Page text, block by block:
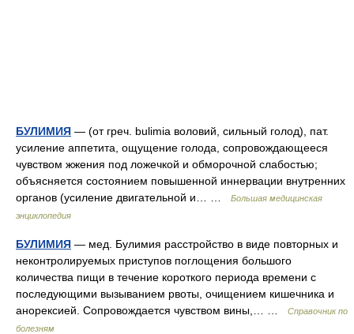
БУЛИМИЯ — (от греч. bulimia воловий, сильный голод), пат.
усиление аппетита, ощущение голода, сопровождающееся
чувством жжения под ложечкой и обморочной слабостью;
объясняется состоянием повышенной иннервации внутренних
органов (усиление двигательной и… …
Большая медицинская
энциклопедия
БУЛИМИЯ — мед. Булимия расстройство в виде повторных и
неконтролируемых приступов поглощения большого
количества пищи в течение короткого периода времени с
последующими вызыванием рвоты, очищением кишечника и
анорексией. Сопровождается чувством вины,… …
Справочник по
болезням